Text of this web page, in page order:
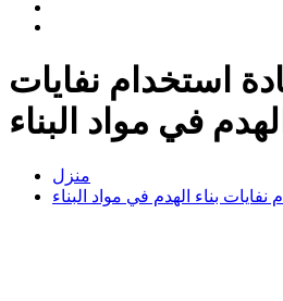
استخدام نفايات
في مواد البناء
منزل
بناء الهدم في مواد البناء